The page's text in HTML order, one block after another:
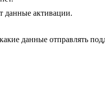
данные активации.
данные отправлять